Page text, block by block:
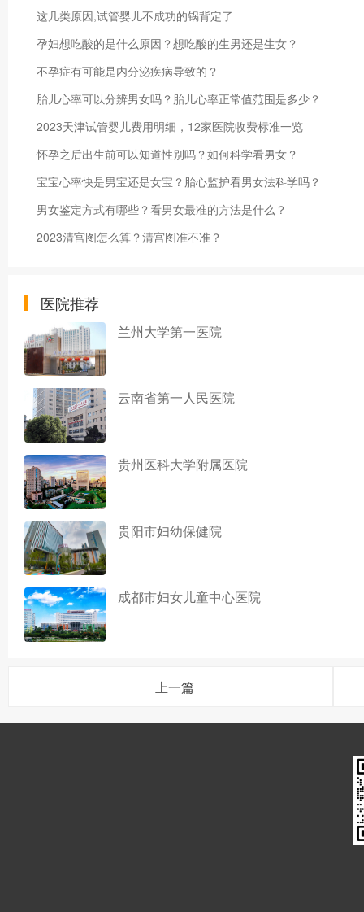
这几类原因,试管婴儿不成功的锅背定了
孕妇想吃酸的是什么原因？想吃酸的生男还是生女？
不孕症有可能是内分泌疾病导致的？
胎儿心率可以分辨男女吗？胎儿心率正常值范围是多少？
2023天津试管婴儿费用明细，12家医院收费标准一览
怀孕之后出生前可以知道性别吗？如何科学看男女？
宝宝心率快是男宝还是女宝？胎心监护看男女法科学吗？
男女鉴定方式有哪些？看男女最准的方法是什么？
2023清宫图怎么算？清宫图准不准？
医院推荐
兰州大学第一医院
云南省第一人民医院
贵州医科大学附属医院
贵阳市妇幼保健院
成都市妇女儿童中心医院
上一篇